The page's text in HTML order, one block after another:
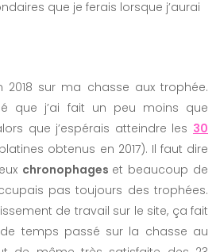
que je ferais lorsque j’aurai
sur ma chasse aux trophée.
que j’ai fait un peu moins que
que j’espérais atteindre les 30
obtenus en 2017). Il faut dire
chronophages et beaucoup de
pas toujours des trophées.
de travail sur le site, ça fait
temps passé sur la chasse au